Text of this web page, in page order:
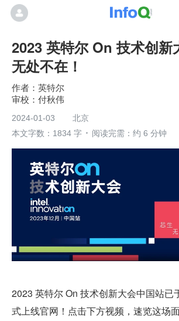
2023 英特尔 On 技术创新
无处不在！
英特尔
付秋伟
2024-01-03
北京
本文字数：1834 字
阅读完需：约 6 分钟
2023 英特尔 On 技术创新大会中国站已
式上线官网！点击下方视频，速览这场